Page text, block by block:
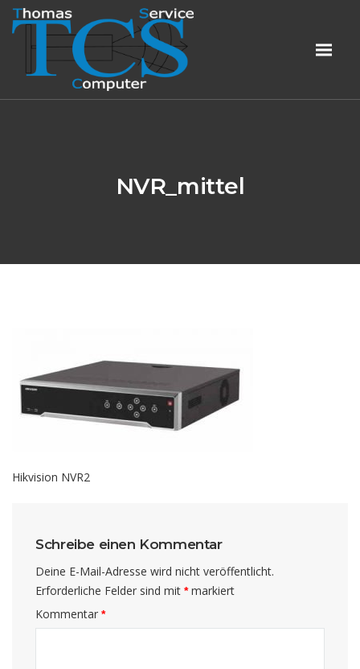
NVR_mittel
Hikvision NVR2
Schreibe einen Kommentar
Deine E-Mail-Adresse wird nicht veröffentlicht.
Erforderliche Felder sind mit*markiert
Kommentar*